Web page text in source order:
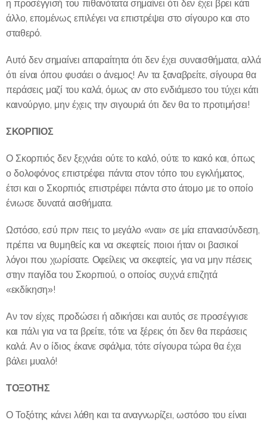
η προσέγγισή του πιθανότατα σημαίνει ότι δεν έχει βρει κάτι
άλλο, επομένως επιλέγει να επιστρέψει στο σίγουρο και στο
σταθερό.
Αυτό δεν σημαίνει απαραίτητα ότι δεν έχει συναισθήματα, αλλά
ότι είναι όπου φυσάει ο άνεμος! Αν τα ξαναβρείτε, σίγουρα θα
περάσεις μαζί του καλά, όμως αν στο ενδιάμεσο του τύχει κάτι
καινούργιο, μην έχεις την σιγουριά ότι δεν θα το προτιμήσει!
ΣΚΟΡΠΙΟΣ
Ο Σκορπιός δεν ξεχνάει ούτε το καλό, ούτε το κακό και, όπως
ο δολοφόνος επιστρέφει πάντα στον τόπο του εγκλήματος,
έτσι και ο Σκορπιός επιστρέφει πάντα στο άτομο με το οποίο
ένιωσε δυνατά αισθήματα.
Ωστόσο, εσύ πριν πεις το μεγάλο «ναι» σε μία επανασύνδεση,
πρέπει να θυμηθείς και να σκεφτείς ποιοι ήταν οι βασικοί
λόγοι που χωρίσατε. Οφείλεις να σκεφτείς, για να μην πέσεις
στην παγίδα του Σκορπιού, ο οποίος συχνά επιζητά
«εκδίκηση»!
Αν τον είχες προδώσει ή αδικήσει και αυτός σε προσέγγισε
και πάλι για να τα βρείτε, τότε να ξέρεις ότι δεν θα περάσεις
καλά. Αν ο ίδιος έκανε σφάλμα, τότε σίγουρα τώρα θα έχει
βάλει μυαλό!
ΤΟΞΟΤΗΣ
Ο Τοξότης κάνει λάθη και τα αναγνωρίζει, ωστόσο του είναι